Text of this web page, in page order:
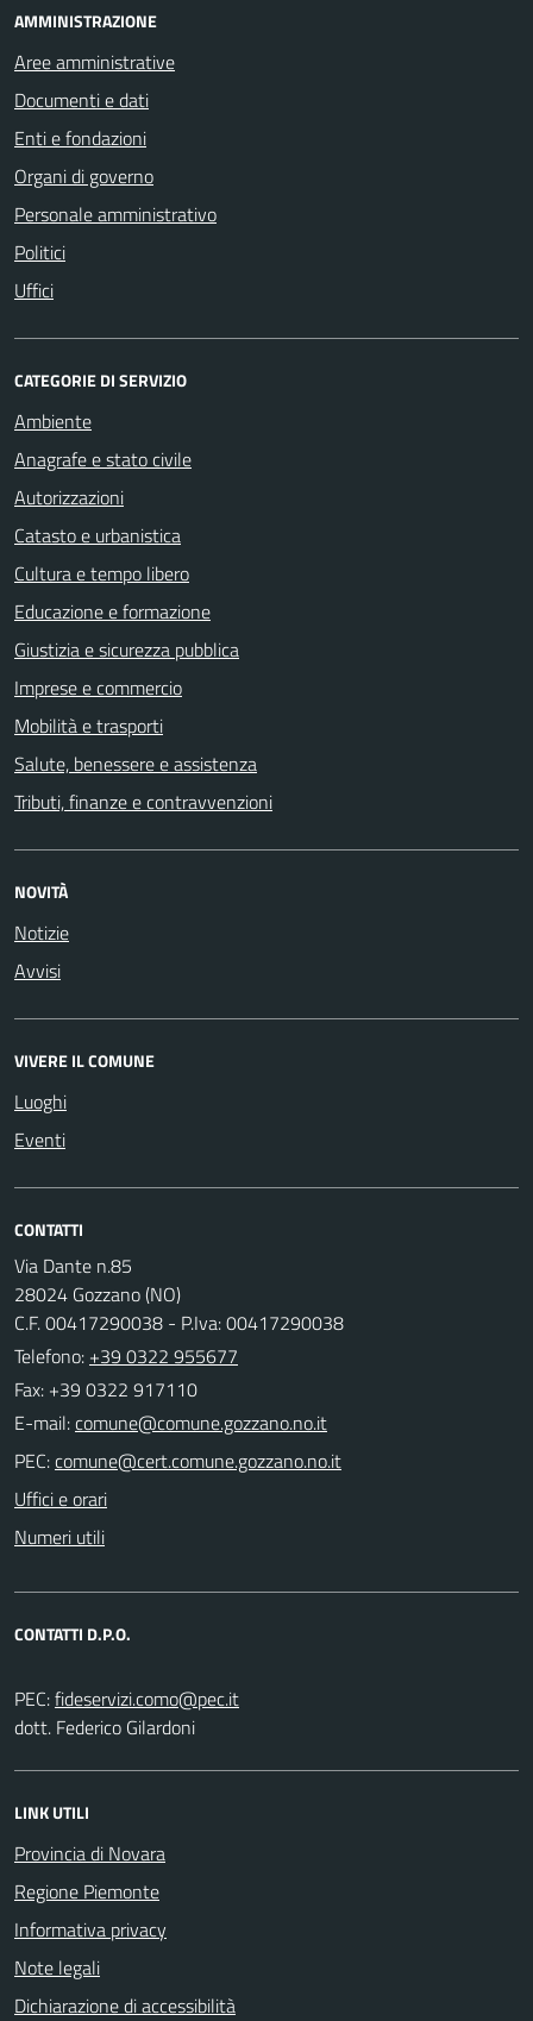
AMMINISTRAZIONE
Aree amministrative
Documenti e dati
Enti e fondazioni
Organi di governo
Personale amministrativo
Politici
Uffici
CATEGORIE DI SERVIZIO
Ambiente
Anagrafe e stato civile
Autorizzazioni
Catasto e urbanistica
Cultura e tempo libero
Educazione e formazione
Giustizia e sicurezza pubblica
Imprese e commercio
Mobilità e trasporti
Salute, benessere e assistenza
Tributi, finanze e contravvenzioni
NOVITÀ
Notizie
Avvisi
VIVERE IL COMUNE
Luoghi
Eventi
CONTATTI
Via Dante n.85
28024 Gozzano (NO)
C.F. 00417290038 - P.Iva: 00417290038
Telefono: +39 0322 955677
Fax: +39 0322 917110
E-mail:
PEC:
Uffici e orari
Numeri utili
CONTATTI D.P.O.
PEC:
dott. Federico Gilardoni
LINK UTILI
Provincia di Novara
Regione Piemonte
Informativa privacy
Note legali
Dichiarazione di accessibilità